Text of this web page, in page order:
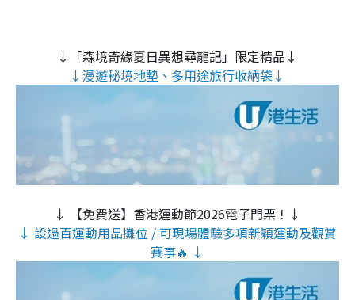
↓「森境奇緣夏日異想尋龍記」限定精品↓
↓漫遊秘境地墊、多用途旅行收納袋↓
↓ 【免費送】香港運動節2026電子門票！↓
↓ 設過百運動用品攤位 / 可現場體驗多項新穎運動及觀賞
賽事🔥 ↓